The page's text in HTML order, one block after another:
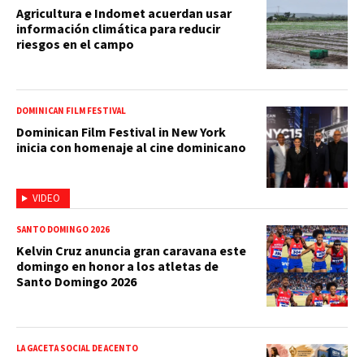
Agricultura e Indomet acuerdan usar
información climática para reducir
riesgos en el campo
VIDEO
DOMINICAN FILM FESTIVAL
Dominican Film Festival in New York
inicia con homenaje al cine dominicano
SANTO DOMINGO 2026
Kelvin Cruz anuncia gran caravana este
domingo en honor a los atletas de
Santo Domingo 2026
LA GACETA SOCIAL DE ACENTO